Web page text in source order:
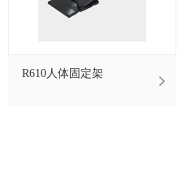
R610人体固定架